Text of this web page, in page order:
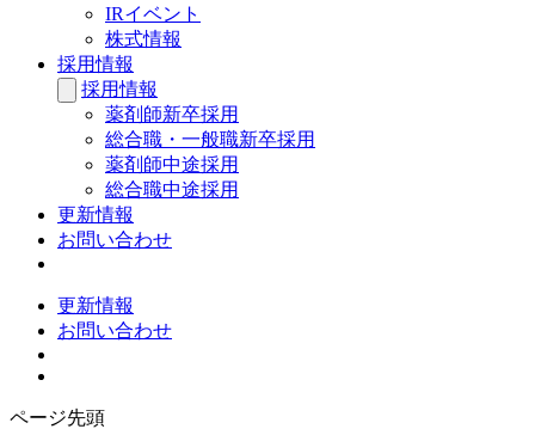
IRイベント
株式情報
採用情報
採用情報
薬剤師新卒採用
総合職・一般職新卒採用
薬剤師中途採用
総合職中途採用
更新情報
お問い合わせ
更新情報
お問い合わせ
ページ先頭